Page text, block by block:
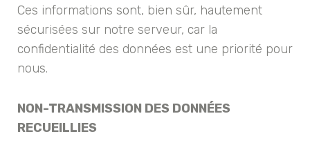
Ces informations sont, bien sûr, hautement
sécurisées sur notre serveur, car la
confidentialité des données est une priorité pour
nous.
NON-TRANSMISSION DES DONNÉES
RECUEILLIES